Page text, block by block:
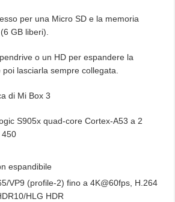
per una Micro SD e la memoria
GB liberi).
o un HD per espandere la
lasciarla sempre collegata.
di Mi Box 3
S905x quad-core Cortex-A53 a 2
450
espandibile
VP9 (profile-2) fino a 4K@60fps, H.264
HLG HDR